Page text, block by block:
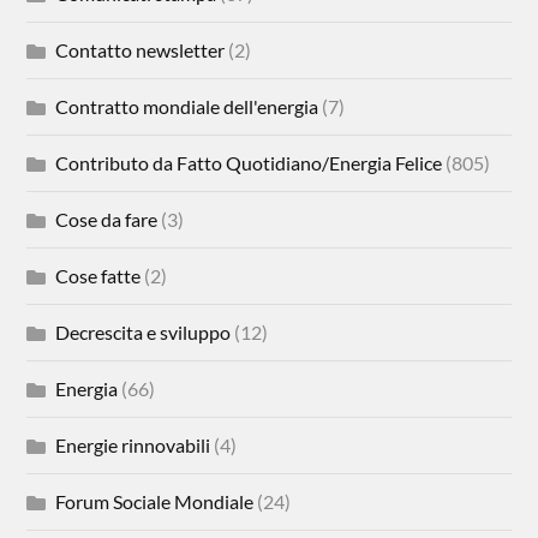
Contatto newsletter (2)
Contratto mondiale dell'energia (7)
Contributo da Fatto Quotidiano/Energia Felice (805)
Cose da fare (3)
Cose fatte (2)
Decrescita e sviluppo (12)
Energia (66)
Energie rinnovabili (4)
Forum Sociale Mondiale (24)